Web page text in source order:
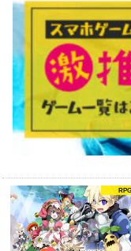
RPG